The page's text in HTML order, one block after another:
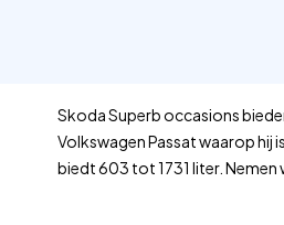
Skoda Superb occasions
Volkswagen Passat waarop hij
biedt 603 tot 1731 liter.